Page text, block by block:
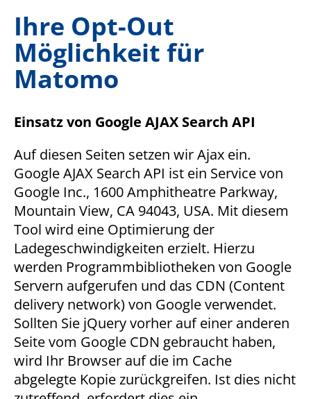
Ihre Opt-Out
Möglichkeit für
Matomo
Einsatz von Google AJAX Search API
Auf diesen Seiten setzen wir Ajax ein.
Google AJAX Search API ist ein Service von
Google Inc., 1600 Amphitheatre Parkway,
Mountain View, CA 94043, USA. Mit diesem
Tool wird eine Optimierung der
Ladegeschwindigkeiten erzielt. Hierzu
werden Programmbibliotheken von Google
Servern aufgerufen und das CDN (Content
delivery network) von Google verwendet.
Sollten Sie jQuery vorher auf einer anderen
Seite vom Google CDN gebraucht haben,
wird Ihr Browser auf die im Cache
abgelegte Kopie zurückgreifen. Ist dies nicht
Vimeo
Google Maps
Zweck:
Stellt Google Karten zur Verfügung
Extern Inhalt (Solique)
Anbieter:
Solique
Zweck:
Zeigt Stellenangebote
Cookie Laufzeit:
6 Monate